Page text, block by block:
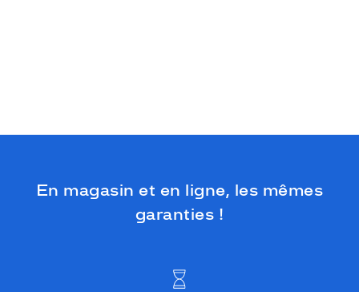
En magasin et en ligne, les mêmes
garanties !